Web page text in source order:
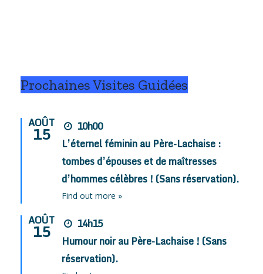
Prochaines Visites Guidées
AOÛT
15
10h00
L’éternel féminin au Père-Lachaise :
tombes d’épouses et de maîtresses
d’hommes célèbres ! (Sans réservation).
Find out more »
AOÛT
15
14h15
Humour noir au Père-Lachaise ! (Sans
réservation).